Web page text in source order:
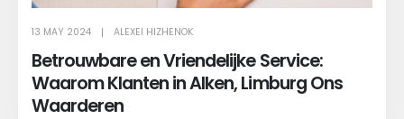
13 MAY 2024 ALEXEI HIZHENOK
Betrouwbare en Vriendelijke Service:
Waarom Klanten in Alken, Limburg Ons
Waarderen